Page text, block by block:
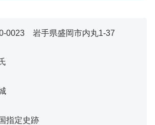
岩手県盛岡市内丸1‐37
指定史跡